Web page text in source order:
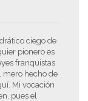
ciego de
pionero es
franquistas
mero hecho de
Mi vocación
pues el